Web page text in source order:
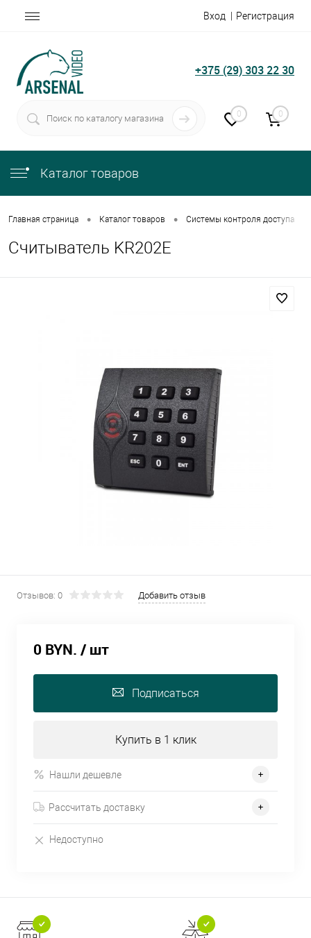
Вход Регистрация
+375 (29) 303 22 30
0 0
Каталог товаров
Главная страница • Каталог товаров • Системы контроля доступа
Считыватель KR202E
Отзывов: 0 Добавить отзыв
0 BYN. / шт
Подписаться
Купить в 1 клик
Нашли дешевле
Рассчитать доставку
Недоступно